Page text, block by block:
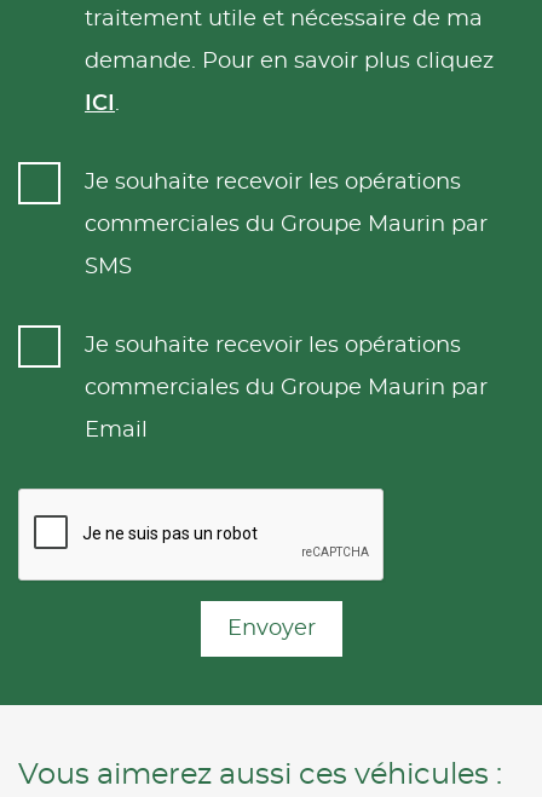
traitement utile et nécessaire de ma
demande. Pour en savoir plus cliquez
ICI .
Je souhaite recevoir les opérations
commerciales du Groupe Maurin par
SMS
Je souhaite recevoir les opérations
commerciales du Groupe Maurin par
Email
Envoyer
Vous aimerez aussi ces véhicules :